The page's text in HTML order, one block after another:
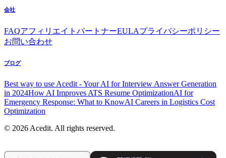
会社
FAQアフィリエイトパートナーEULAプライバシーポリシー
お問い合わせ
ブログ
Best way to use Acedit - Your AI for Interview Answer Generation
in 2024How AI Improves ATS Resume OptimizationAI for
Emergency Response: What to KnowAI Careers in Logistics Cost
Optimization
© 2026 Acedit. All rights reserved.